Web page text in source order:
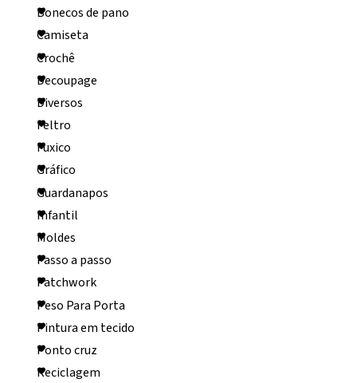
Bonecos de pano
Camiseta
Crochê
Decoupage
Diversos
Feltro
Fuxico
Gráfico
Guardanapos
Infantil
Moldes
Passo a passo
Patchwork
Peso Para Porta
Pintura em tecido
Ponto cruz
Reciclagem